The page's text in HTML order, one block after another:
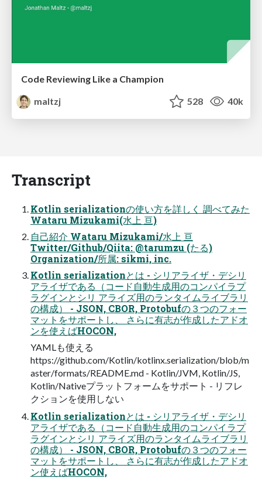
Code Reviewing Like a Champion
maltzj
528 40k
Transcript
Kotlin serializationの使い方を詳しく 調べてみた
Wataru Mizukami(水上 亘)
自己紹介 Wataru Mizukami/水上 亘
Twitter/Github/Qiita: @tarumzu (たる)
Organization/所属: sikmi, inc.
Kotlin serializationとは - シリアライザ・デシリ
アライザである（コード自動生成用のコンパイラプ
ラグインとシリ アライズ用のランタイムライブラリ
の構成） - JSON, CBOR, Protobufの３つのフォー
マットをサポートし、 さらに有志が作成したアドオ
ンを使えばHOCON,
YAMLも使える
https://github.com/Kotlin/kotlinx.serialization/blob/m
aster/formats/README.md - Kotlin/JVM, Kotlin/JS,
Kotlin/Nativeプラットフォームをサポート - リフレ
クションを使用しない
Kotlin serializationとは - シリアライザ・デシリ
アライザである（コード自動生成用のコンパイラプ
ラグインとシリ アライズ用のランタイムライブラリ
の構成） - JSON, CBOR, Protobufの３つのフォー
マットをサポートし、 さらに有志が作成したアドオ
ン使えばHOCON,